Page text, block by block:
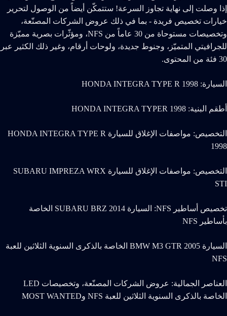
إذا وصلت إلى نهاية تجاوز السرعة! ستتمكّن أيضاً من الوصول لتحرير
خيارات تخصيص فريدة - بما في ذلك عروض الشركات المصنّعة،
وتخصيصات مستوحاة من 30 عاماً من NFS، ومؤثّرات بصرية مميّزة
للجرافيتي المتميّز، وجنوط جديدة، ولوحات أرقام، وغير ذلك الكثير عبر
30 فئة من المحتوى.
السيارة: HONDA INTEGRA TYPE R 1998
أطقم البنية: HONDA INTEGRA TYPER 1998
التخصيص: مواصفات الإغلاق للسيارة HONDA INTEGRA TYPE R
1998
التخصيص: مواصفات الإغلاق للسيارة SUBARU IMPREZA WRX
STI
تخصيص أساطير NFS:‏ السيارة SUBARU BRZ 2014 الخاصة
بأساطير NFS
السيارة BMW M3 GTR 2005 الخاصة بالذكرى السنوية الثلاثين للعبة
NFS
العناصر الجمالية: عروض الشركات المصنّعة، وتخصيصات LED
الخاصة بالذكرى السنوية الثلاثين للعبة NFS وMOST WANTED